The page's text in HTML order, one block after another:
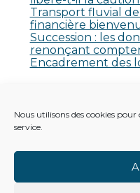
Nous utilisons des cookies
service.
Transport fluvial
financière
Succession : les
renonçant
Encadrement des
Aucun